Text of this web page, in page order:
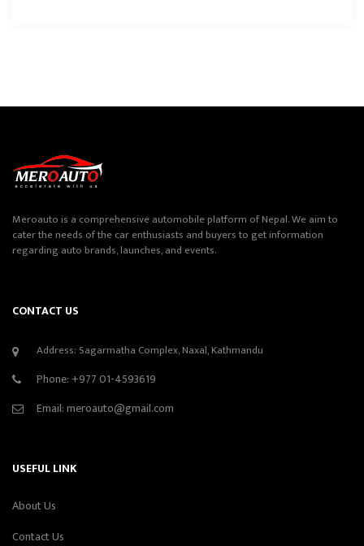
Meroauto is a comprehensive automobile platform of Nepal. We aim to
cater the needs of the car enthusiasts and buyers to get information
regarding auto brands, launches, and events.
CONTACT US
Address: Sagarmatha Complex, Naxal, Kathmandu
Phone: +977 01-4593619
Email:meroauto@gmail.com
USEFUL LINK
About Us
Contact Us